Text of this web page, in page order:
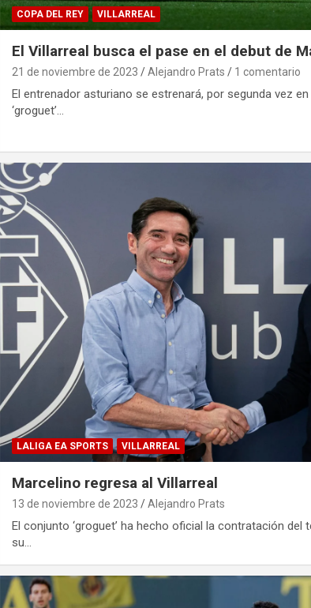
COPA DEL REY VILLARREAL
El Villarreal busca el pase en el debut de
21 de noviembre de 2023 Alejandro Prats 1 comentario
El entrenador asturiano se estrenará, por segunda vez
‘groguet’…
LALIGA EA SPORTS VILLARREAL
Marcelino regresa al Villarreal
13 de noviembre de 2023 Alejandro Prats
El conjunto ‘groguet’ ha hecho oficial la contratación
su…